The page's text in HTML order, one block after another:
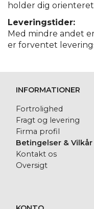
holder dig
Leveringstider:
Med mindre andet
er forventet
INFORMATIONER
Fortrolighed
Fragt og levering
Firma profil
Betingelser & Vilkår
Kontakt os
Oversigt